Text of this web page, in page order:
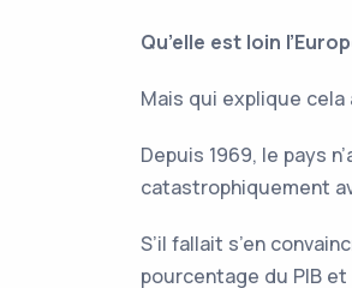
Qu’elle est loin
Mais qui explique cela
Depuis 1969, le pays
catastrophiquement
S’il fallait s’en
pourcentage du PIB